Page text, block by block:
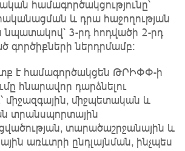
համագործակցությունը՝
և դրա հաջողության
3-րդ հոդվածի 2-րդ
գործիքների ներդրմամբ:
է համագործակցեն ԹՐԻՓՓ-ի
հնարավոր դարձնելու
միջազգային, միջպետական և
տրանսպորտային
տարածաշրջանային և
առևտրի ընդլայնման, ինչպես